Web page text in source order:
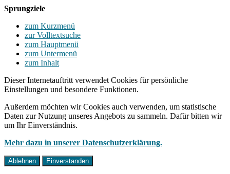
Sprungziele
zum Kurzmenü
zur Volltextsuche
zum Hauptmenü
zum Untermenü
zum Inhalt
Dieser Internetauftritt verwendet Cookies für persönliche
Einstellungen und besondere Funktionen.
Außerdem möchten wir Cookies auch verwenden, um statistische
Daten zur Nutzung unseres Angebots zu sammeln. Dafür bitten wir
um Ihr Einverständnis.
Mehr dazu in unserer Datenschutzerklärung.
Ablehnen Einverstanden